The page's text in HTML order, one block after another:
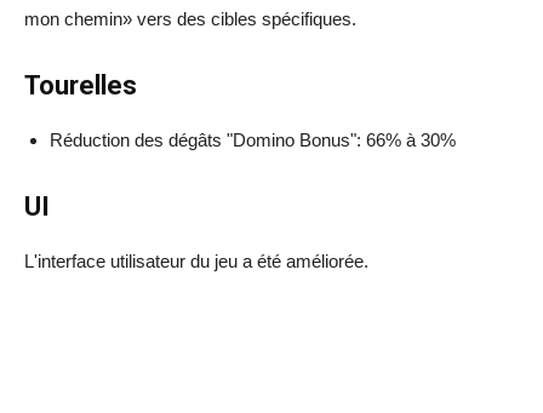
mon chemin» vers des cibles spécifiques.
Tourelles
Réduction des dégâts "Domino Bonus": 66% à 30%
UI
L'interface utilisateur du jeu a été améliorée.